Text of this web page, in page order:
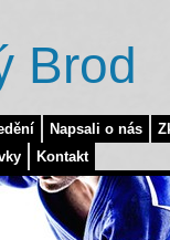
Napsali o nás
Kontakt
Brod